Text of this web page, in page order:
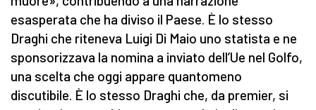
esasperata che ha diviso il Paese. È lo stesso
Draghi che riteneva Luigi Di Maio uno statista e ne
sponsorizzava la nomina a inviato dell’Ue nel Golfo,
una scelta che oggi appare quantomeno
discutibile. È lo stesso Draghi che, da premier, si